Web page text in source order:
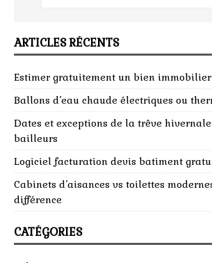
ARTICLES RÉCENTS
Estimer gratuitement un bien
Ballons d’eau chaude électriques ou
Dates et exceptions de la trêve
bailleurs
Logiciel facturation devis batiment
Cabinets d’aisances vs toilettes
différence
CATÉGORIES